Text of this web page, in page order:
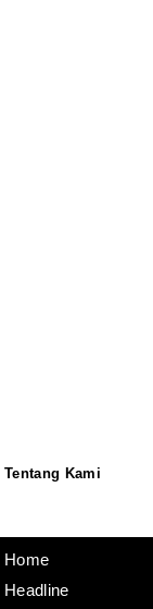
Tentang Kami
Home
Headline